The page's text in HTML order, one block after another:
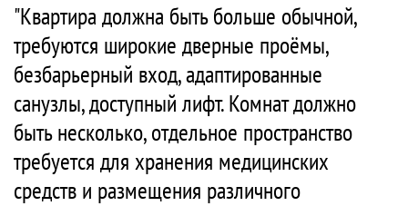
"Квартира должна быть больше обычной,
требуются широкие дверные проёмы,
безбарьерный вход, адаптированные
санузлы, доступный лифт. Комнат должно
быть несколько, отдельное пространство
требуется для хранения медицинских
средств и размещения различного